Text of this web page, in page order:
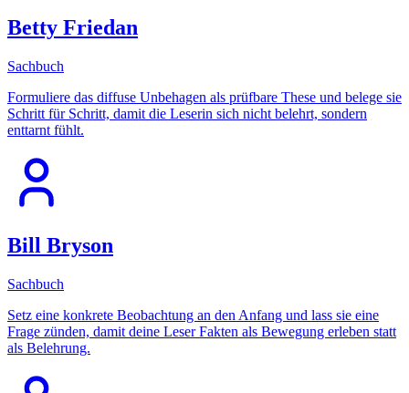
Betty Friedan
Sachbuch
Formuliere das diffuse Unbehagen als prüfbare These und belege sie
Schritt für Schritt, damit die Leserin sich nicht belehrt, sondern
enttarnt fühlt.
Bill Bryson
Sachbuch
Setz eine konkrete Beobachtung an den Anfang und lass sie eine
Frage zünden, damit deine Leser Fakten als Bewegung erleben statt
als Belehrung.